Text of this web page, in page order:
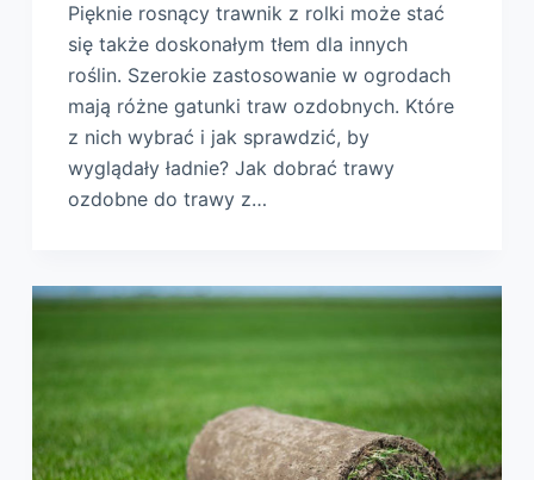
Pięknie rosnący trawnik z rolki może stać
się także doskonałym tłem dla innych
roślin. Szerokie zastosowanie w ogrodach
mają różne gatunki traw ozdobnych. Które
z nich wybrać i jak sprawdzić, by
wyglądały ładnie? Jak dobrać trawy
ozdobne do trawy z…